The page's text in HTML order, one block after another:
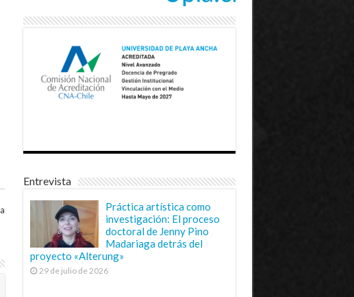
Entrevista
Práctica artística como
investigación: El proceso
doctoral de Jenny Pino
Madariaga detrás del
proyecto «Alterung»
29 de julio de 2026